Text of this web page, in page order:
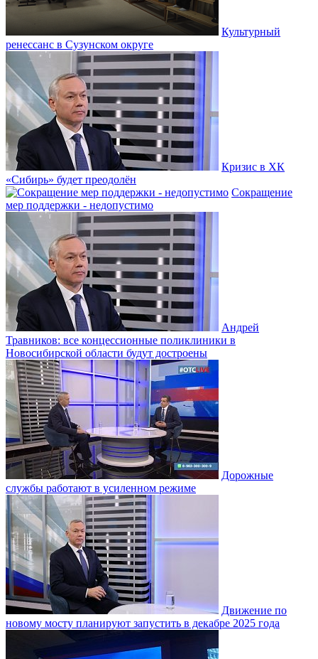
Культурный
ренессанс в Сузунском округе
Кризис в ХК
«Сибирь» будет преодолён
Сокращение
мер поддержки - недопустимо
Андрей
Травников: все концессионные поликлиники в
Новосибирской области будут достроены
Дорожные
службы работают в усиленном режиме
Движение по
новому мосту планируют запустить в декабре 2025 года